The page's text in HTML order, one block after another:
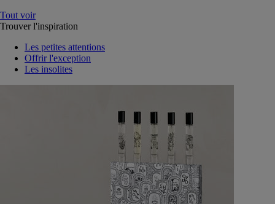
Tout voir
Trouver l'inspiration
Les petites attentions
Offrir l'exception
Les insolites